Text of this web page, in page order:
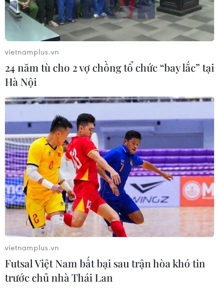
hóa nên Tỉnh ủy Bình Dương ra công văn 407
yêu cầu đưa khu đất 43ha phải được giao cho
Công ty Impco (cũng trực thuộc Tỉnh ủy).
Bị cáo Nguyễn Văn Minh (sinh năm 1955, ựu Chủ tịch Hội đồng
quản trị Tổng Công ty sản xuất-xuất nhập khẩu Bình Dương ) tại
phiên tòa. (Ảnh: Phạm Kiên/TTXVN)
phạm không làm theo yêu cầu trên. Đồng thời
còn thỏa thuận bán khu đất cho doanh nghiệp
của bà Đặng Thị Kim Oanh. Do khu đất đang
vietnamplus.vn
24 năm tù cho 2 vợ chồng tổ chức “bay lắc” tại
Hà Nội
vietnamplus.vn
Futsal Việt Nam bất bại sau trận hòa khó tin
trước chủ nhà Thái Lan